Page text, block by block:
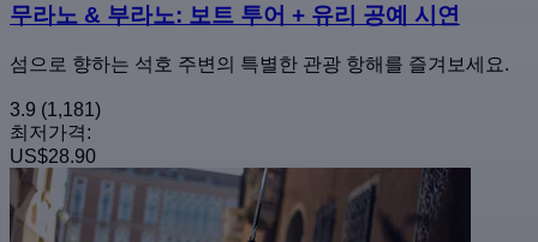
무라노 & 부라노: 보트 투어 + 유리 공예 시연
섬으로 향하는 석호 주변의 특별한 관광 항해를 즐겨보세요.
3.9 (1,181)
최저가격:
US$28.90